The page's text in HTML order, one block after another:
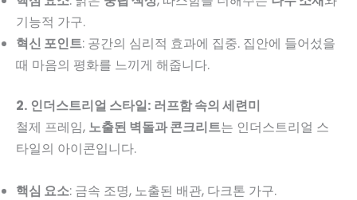
기능적 가구.
혁신 포인트: 공간의 심리적 효과에 집중. 집안에 들어섰을
때 마음의 평화를 느끼게 해줍니다.
2. 인더스트리얼 스타일: 러프함 속의 세련미
철제 프레임, 노출된 벽돌과 콘크리트는 인더스트리얼 스
타일의 아이콘입니다.
핵심 요소: 금속 조명, 노출된 배관, 다크톤 가구.